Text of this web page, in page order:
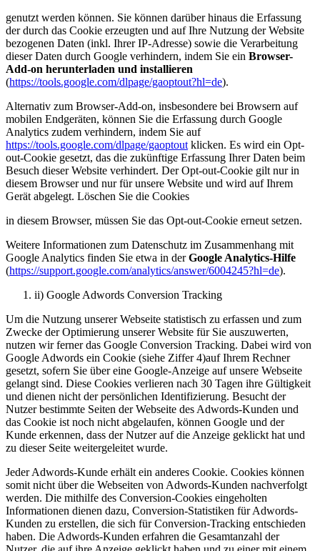
genutzt werden können. Sie können darüber hinaus die Erfassung
der durch das Cookie erzeugten und auf Ihre Nutzung der Website
bezogenen Daten (inkl. Ihrer IP-Adresse) sowie die Verarbeitung
dieser Daten durch Google verhindern, indem Sie ein Browser-
Add-on herunterladen und installieren
(https://tools.google.com/dlpage/gaoptout?hl=de).
Alternativ zum Browser-Add-on, insbesondere bei Browsern auf
mobilen Endgeräten, können Sie die Erfassung durch Google
Analytics zudem verhindern, indem Sie auf
https://tools.google.com/dlpage/gaoptout klicken. Es wird ein Opt-
out-Cookie gesetzt, das die zukünftige Erfassung Ihrer Daten beim
Besuch dieser Website verhindert. Der Opt-out-Cookie gilt nur in
diesem Browser und nur für unsere Website und wird auf Ihrem
Gerät abgelegt. Löschen Sie die Cookies
in diesem Browser, müssen Sie das Opt-out-Cookie erneut setzen.
Weitere Informationen zum Datenschutz im Zusammenhang mit
Google Analytics finden Sie etwa in derGoogle Analytics-Hilfe
(https://support.google.com/analytics/answer/6004245?hl=de).
ii) Google Adwords Conversion Tracking
Um die Nutzung unserer Webseite statistisch zu erfassen und zum
Zwecke der Optimierung unserer Website für Sie auszuwerten,
nutzen wir ferner das Google Conversion Tracking. Dabei wird von
Google Adwords ein Cookie (siehe Ziffer 4)auf Ihrem Rechner
gesetzt, sofern Sie über eine Google-Anzeige auf unsere Webseite
gelangt sind. Diese Cookies verlieren nach 30 Tagen ihre Gültigkeit
und dienen nicht der persönlichen Identifizierung. Besucht der
Nutzer bestimmte Seiten der Webseite des Adwords-Kunden und
das Cookie ist noch nicht abgelaufen, können Google und der
Kunde erkennen, dass der Nutzer auf die Anzeige geklickt hat und
zu dieser Seite weitergeleitet wurde.
Jeder Adwords-Kunde erhält ein anderes Cookie. Cookies können
somit nicht über die Webseiten von Adwords-Kunden nachverfolgt
werden. Die mithilfe des Conversion-Cookies eingeholten
Informationen dienen dazu, Conversion-Statistiken für Adwords-
Kunden zu erstellen, die sich für Conversion-Tracking entschieden
haben. Die Adwords-Kunden erfahren die Gesamtanzahl der